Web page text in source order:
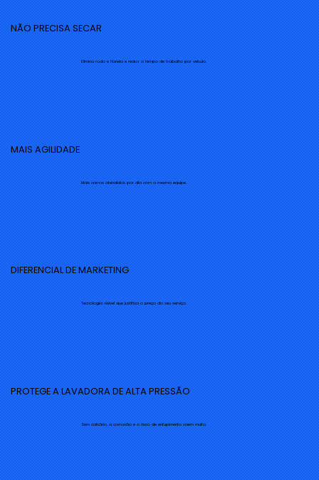
NÃO PRECISA SECAR
Elimina rodo e flanela e reduz o tempo de trabalho por veículo.
MAIS AGILIDADE
Mais carros atendidos por dia com a mesma equipe.
DIFERENCIAL DE MARKETING
Tecnologia visível que justifica o preço do seu serviço.
PROTEGE A LAVADORA DE ALTA PRESSÃO
Sem calcário, a corrosão e o risco de entupimento caem muito.